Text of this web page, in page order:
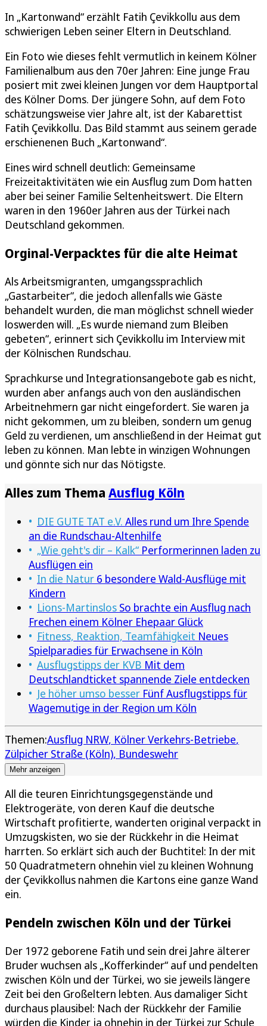
In „Kartonwand“ erzählt Fatih Çevikkollu aus dem
schwierigen Leben seiner Eltern in Deutschland.
Ein Foto wie dieses fehlt vermutlich in keinem Kölner
Familienalbum aus den 70er Jahren: Eine junge Frau
posiert mit zwei kleinen Jungen vor dem Hauptportal
des Kölner Doms. Der jüngere Sohn, auf dem Foto
schätzungsweise vier Jahre alt, ist der Kabarettist
Fatih Çevikkollu. Das Bild stammt aus seinem gerade
erschienenen Buch „Kartonwand“.
Eines wird schnell deutlich: Gemeinsame
Freizeitaktivitäten wie ein Ausflug zum Dom hatten
aber bei seiner Familie Seltenheitswert. Die Eltern
waren in den 1960er Jahren aus der Türkei nach
Deutschland gekommen.
Orginal-Verpacktes für die alte Heimat
Als Arbeitsmigranten, umgangssprachlich
„Gastarbeiter“, die jedoch allenfalls wie Gäste
behandelt wurden, die man möglichst schnell wieder
loswerden will. „Es wurde niemand zum Bleiben
gebeten“, erinnert sich Çevikkollu im Interview mit
der Kölnischen Rundschau.
Sprachkurse und Integrationsangebote gab es nicht,
wurden aber anfangs auch von den ausländischen
Arbeitnehmern gar nicht eingefordert. Sie waren ja
nicht gekommen, um zu bleiben, sondern um genug
Geld zu verdienen, um anschließend in der Heimat gut
leben zu können. Man lebte in winzigen Wohnungen
und gönnte sich nur das Nötigste.
Alles zum Thema Ausflug Köln
DIE GUTE TAT e.V. Alles rund um Ihre Spende
an die Rundschau-Altenhilfe
„Wie geht's dir – Kalk“ Performerinnen laden zu
Ausflügen ein
In die Natur 6 besondere Wald-Ausflüge mit
Kindern
Lions-Martinslos So brachte ein Ausflug nach
Frechen einem Kölner Ehepaar Glück
Fitness, Reaktion, Teamfähigkeit Neues
Spielparadies für Erwachsene in Köln
Ausflugstipps der KVB Mit dem
Deutschlandticket spannende Ziele entdecken
Je höher umso besser Fünf Ausflugstipps für
Wagemutige in der Region um Köln
Themen:Ausflug NRW Kölner Verkehrs-Betriebe
Zülpicher Straße (Köln) Bundeswehr
Mehr anzeigen
All die teuren Einrichtungsgegenstände und
Elektrogeräte, von deren Kauf die deutsche
Wirtschaft profitierte, wanderten original verpackt in
Umzugskisten, wo sie der Rückkehr in die Heimat
harrten. So erklärt sich auch der Buchtitel: In der mit
50 Quadratmetern ohnehin viel zu kleinen Wohnung
der Çevikkollus nahmen die Kartons eine ganze Wand
ein.
Pendeln zwischen Köln und der Türkei
Der 1972 geborene Fatih und sein drei Jahre älterer
Bruder wuchsen als „Kofferkinder“ auf und pendelten
zwischen Köln und der Türkei, wo sie jeweils längere
Zeit bei den Großeltern lebten. Aus damaliger Sicht
durchaus plausibel: Nach der Rückkehr der Familie
würden die Kinder ja ohnehin in der Türkei zur Schule